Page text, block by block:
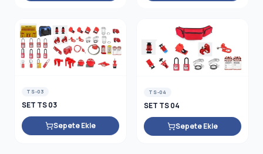
TS-03
SET TS 03
Sepete Ekle
TS-04
SET TS 04
Sepete Ekle